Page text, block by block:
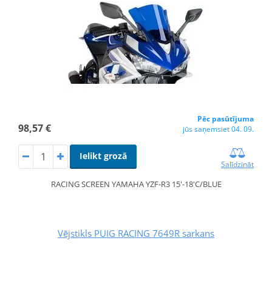
98,57 €
Pēc pasūtījuma
jūs saņemsiet 04. 09.
Ielikt grozā
Salīdzināt
RACING SCREEN YAMAHA YZF-R3 15'-18'C/BLUE
Vējstikls PUIG RACING 7649R sarkans